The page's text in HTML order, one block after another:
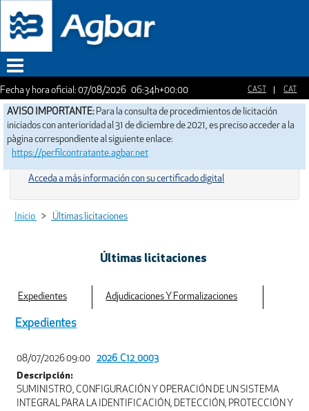
Fecha y hora oficial: 07/08/2026 06:34h+00:00
AVISO IMPORTANTE: Para la consulta de procedimientos de licitación
iniciados con anterioridad al 31 de diciembre de 2021, es preciso acceder a la
pàgina correspondiente al siguiente enlace:
https://perfilcontratante.agbar.net
Menu
Acceda a más información con su certificado digital
Inicio > Últimas licitaciones
Últimas licitaciones
Expedientes Adjudicaciones Y Formalizaciones
Expedientes
08/07/2026 09:00 2026_C12_0003
Descripción:
SUMINISTRO, CONFIGURACIÓN Y OPERACIÓN DE UN SISTEMA
INTEGRAL PARA LA IDENTIFICACIÓN, DETECCIÓN, PROTECCIÓN Y